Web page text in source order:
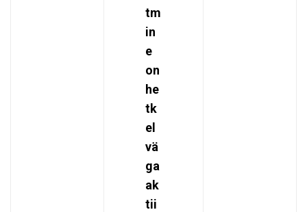
tm
in
e
on
he
tk
el
vä
ga
ak
tii